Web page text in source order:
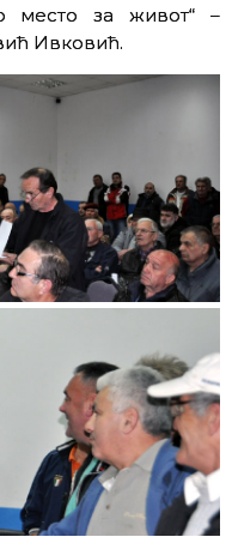
место за живот“ –
Ивковић.